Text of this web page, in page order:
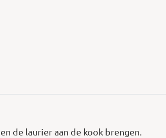
de laurier aan de kook brengen.